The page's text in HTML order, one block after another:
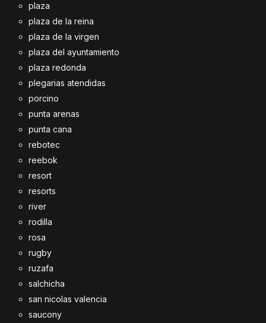
plaza
plaza de la reina
plaza de la virgen
plaza del ayuntamiento
plaza redonda
plegarias atendidas
porcino
punta arenas
punta cana
rebotec
reebok
resort
resorts
river
rodilla
rosa
rugby
ruzafa
salchicha
san nicolas valencia
saucony